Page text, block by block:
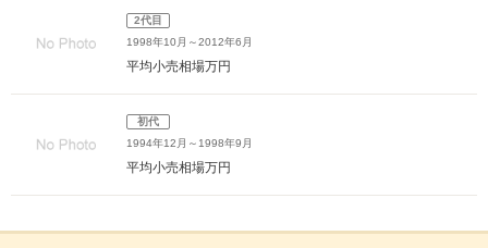
2代目
1998年10月～2012年6月
平均小売相場万円
初代
1994年12月～1998年9月
平均小売相場万円